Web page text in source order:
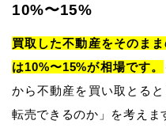
10%〜15%
買取した不動産をそのま
は10%〜15%が相場です。
から不動産を買い取とる
転売できるのか」を考えま